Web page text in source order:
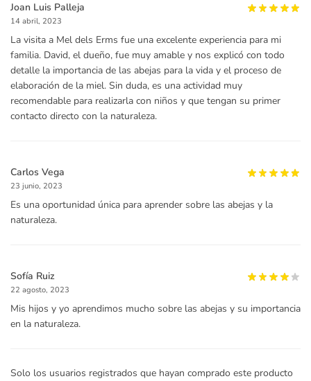
Joan Luis Palleja
14 abril, 2023
La visita a Mel dels Erms fue una excelente experiencia para mi
familia. David, el dueño, fue muy amable y nos explicó con todo
detalle la importancia de las abejas para la vida y el proceso de
elaboración de la miel. Sin duda, es una actividad muy
recomendable para realizarla con niños y que tengan su primer
contacto directo con la naturaleza.
Carlos Vega
23 junio, 2023
Es una oportunidad única para aprender sobre las abejas y la
naturaleza.
Sofía Ruiz
22 agosto, 2023
Mis hijos y yo aprendimos mucho sobre las abejas y su importancia
en la naturaleza.
Solo los usuarios registrados que hayan comprado este producto